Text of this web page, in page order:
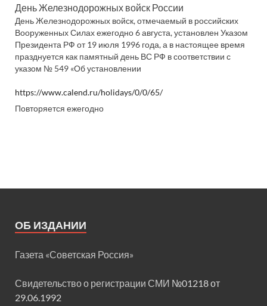
День Железнодорожных войск России
День Железнодорожных войск, отмечаемый в российских
Вооруженных Силах ежегодно 6 августа, установлен Указом
Президента РФ от 19 июля 1996 года, а в настоящее время
празднуется как памятный день ВС РФ в соответствии с
указом № 549 «Об установлении
https://www.calend.ru/holidays/0/0/65/
Повторяется ежегодно
ОБ ИЗДАНИИ
Газета «Советская Россия»
Свидетельство о регистрации СМИ №01218 от
29.06.1992